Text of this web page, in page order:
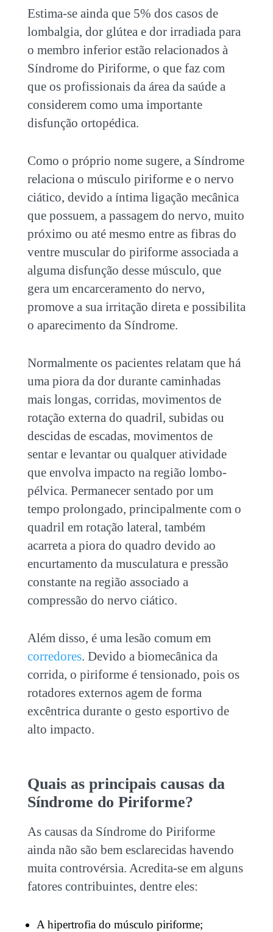
Estima-se ainda que 5% dos casos de
lombalgia, dor glútea e dor irradiada para
o membro inferior estão relacionados à
Síndrome do Piriforme, o que faz com
que os profissionais da área da saúde a
considerem como uma importante
disfunção ortopédica.
Como o próprio nome sugere, a Síndrome
relaciona o músculo piriforme e o nervo
ciático, devido a íntima ligação mecânica
que possuem, a passagem do nervo, muito
próximo ou até mesmo entre as fibras do
ventre muscular do piriforme associada a
alguma disfunção desse músculo, que
gera um encarceramento do nervo,
promove a sua irritação direta e possibilita
o aparecimento da Síndrome.
Normalmente os pacientes relatam que há
uma piora da dor durante caminhadas
mais longas, corridas, movimentos de
rotação externa do quadril, subidas ou
descidas de escadas, movimentos de
sentar e levantar ou qualquer atividade
que envolva impacto na região lombo-
pélvica. Permanecer sentado por um
tempo prolongado, principalmente com o
quadril em rotação lateral, também
acarreta a piora do quadro devido ao
encurtamento da musculatura e pressão
constante na região associado a
compressão do nervo ciático.
Além disso, é uma lesão comum em
corredores. Devido a biomecânica da
corrida, o piriforme é tensionado, pois os
rotadores externos agem de forma
excêntrica durante o gesto esportivo de
alto impacto.
Quais as principais causas da
Síndrome do Piriforme?
As causas da Síndrome do Piriforme
ainda não são bem esclarecidas havendo
muita controvérsia. Acredita-se em alguns
fatores contribuintes, dentre eles:
A hipertrofia do músculo piriforme;